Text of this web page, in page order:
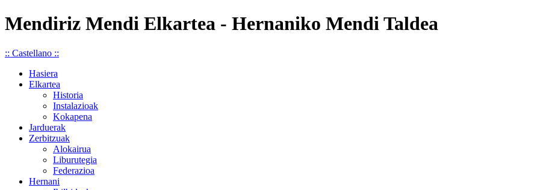
Mendiriz Mendi Elkartea - Hernaniko Mendi Taldea
:: Castellano ::
Hasiera
Elkartea
Historia
Instalazioak
Kokapena
Jarduerak
Zerbitzuak
Alokairua
Liburutegia
Federazioa
Hernani